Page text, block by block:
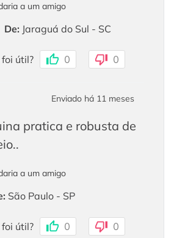
a um amigo
De: Jaraguá do Sul - SC
útil? 0 0
Enviado há 11 meses
pratica e robusta de
a um amigo
: São Paulo - SP
útil? 0 0